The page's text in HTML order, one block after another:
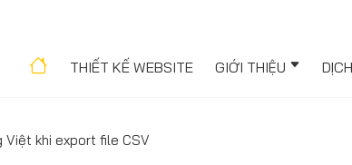
THIẾT KẾ WEBSITE
GIỚI THIỆU
khi export file CSV